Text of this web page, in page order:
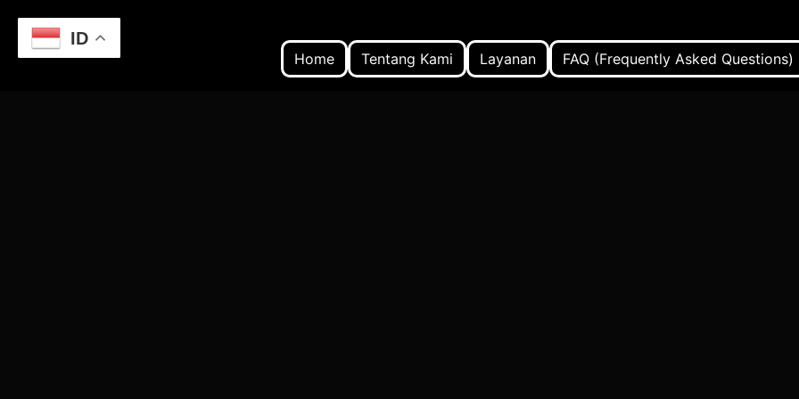
Home Tentang Kami Layanan FAQ (Frequently Asked Questions)
ID